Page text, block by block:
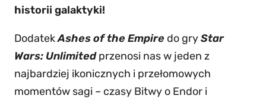
historii galaktyki!
DodatekAshes of the Empire do gryStar
Wars: Unlimitedprzenosi nas w jeden z
najbardziej ikonicznych i przełomowych
momentów sagi – czasy Bitwy o Endor i